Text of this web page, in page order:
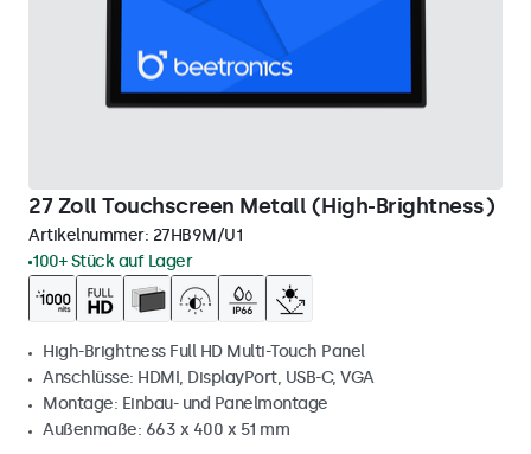
27 Zoll Touchscreen Metall (High-Brightness)
Artikelnummer: 27HB9M/U1
100+ Stück auf Lager
High-Brightness Full HD Multi-Touch Panel
Anschlüsse: HDMI, DisplayPort, USB-C, VGA
Montage: Einbau- und Panelmontage
Außenmaße: 663 x 400 x 51 mm